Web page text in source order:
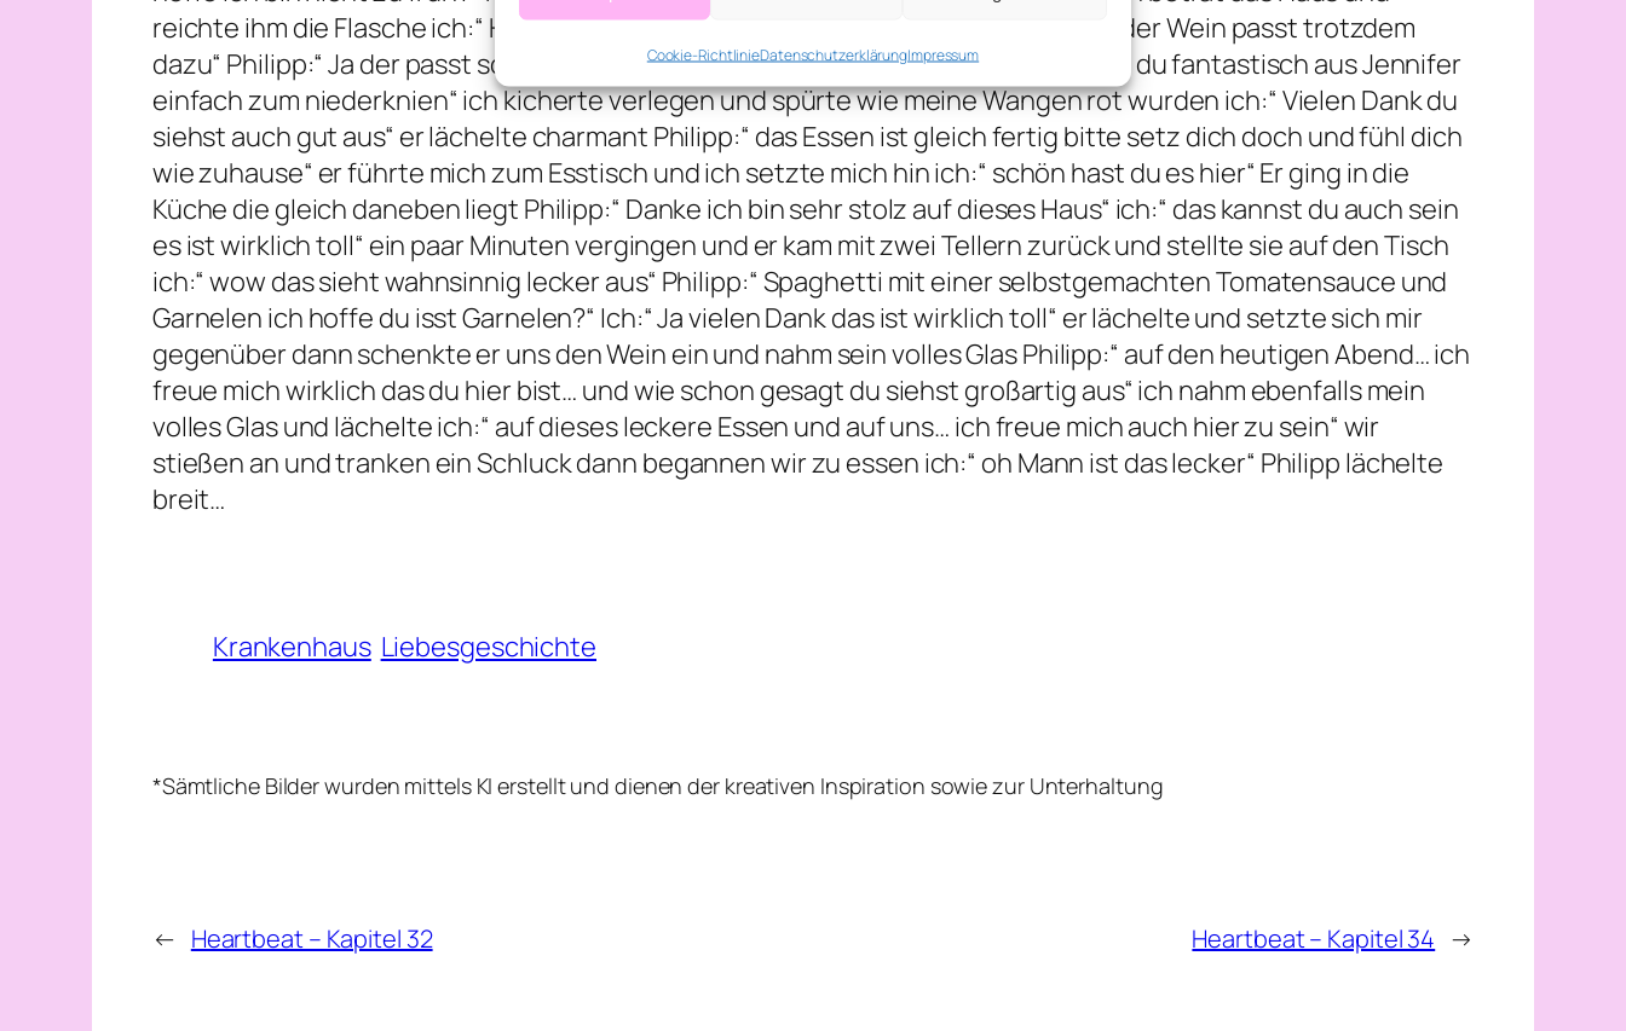
Cookie-RichtlinieDatenschutzerklärungImpressum
reichte ihm die Flasche ich:“ Hier ich weiß zwar nicht was du kochst aber ich hoffe der Wein passt trotzdem
dazu“ Philipp:“ Ja der passt sogar hervorragend dazu vielen Dank… Übrigens siehst du fantastisch aus Jennifer
einfach zum niederknien“ ich kicherte verlegen und spürte wie meine Wangen rot wurden ich:“ Vielen Dank du
siehst auch gut aus“ er lächelte charmant Philipp:“ das Essen ist gleich fertig bitte setz dich doch und fühl dich
wie zuhause“ er führte mich zum Esstisch und ich setzte mich hin ich:“ schön hast du es hier“ Er ging in die
Küche die gleich daneben liegt Philipp:“ Danke ich bin sehr stolz auf dieses Haus“ ich:“ das kannst du auch sein
es ist wirklich toll“ ein paar Minuten vergingen und er kam mit zwei Tellern zurück und stellte sie auf den Tisch
ich:“ wow das sieht wahnsinnig lecker aus“ Philipp:“ Spaghetti mit einer selbstgemachten Tomatensauce und
Garnelen ich hoffe du isst Garnelen?“ Ich:“ Ja vielen Dank das ist wirklich toll“ er lächelte und setzte sich mir
gegenüber dann schenkte er uns den Wein ein und nahm sein volles Glas Philipp:“ auf den heutigen Abend… ich
freue mich wirklich das du hier bist… und wie schon gesagt du siehst großartig aus“ ich nahm ebenfalls mein
volles Glas und lächelte ich:“ auf dieses leckere Essen und auf uns… ich freue mich auch hier zu sein“ wir
stießen an und tranken ein Schluck dann begannen wir zu essen ich:“ oh Mann ist das lecker“ Philipp lächelte
breit…
Krankenhaus Liebesgeschichte
*Sämtliche Bilder wurden mittels KI erstellt und dienen der kreativen Inspiration sowie zur Unterhaltung
← Heartbeat – Kapitel 32 Heartbeat – Kapitel 34 →